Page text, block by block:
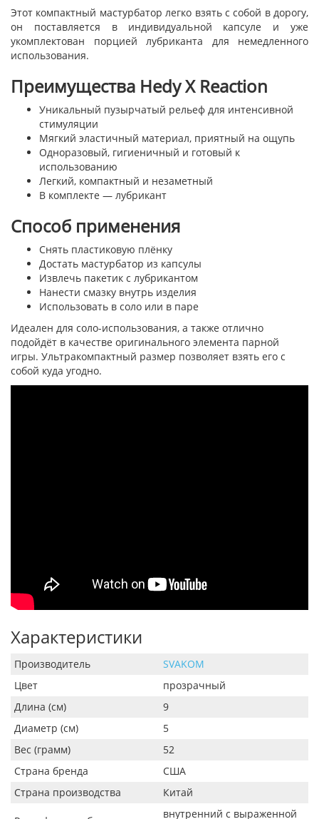
Этот компактный мастурбатор легко взять с собой в дорогу,
он поставляется в индивидуальной капсуле и уже
укомплектован порцией лубриканта для немедленного
использования.
Преимущества Hedy X Reaction
Уникальный пузырчатый рельеф для интенсивной
стимуляции
Мягкий эластичный материал, приятный на ощупь
Одноразовый, гигиеничный и готовый к
использованию
Легкий, компактный и незаметный
В комплекте — лубрикант
Способ применения
Снять пластиковую плёнку
Достать мастурбатор из капсулы
Извлечь пакетик с лубрикантом
Нанести смазку внутрь изделия
Использовать в соло или в паре
Идеален для соло-использования, а также отлично
подойдёт в качестве оригинального элемента парной
игры. Ультракомпактный размер позволяет взять его с
собой куда угодно.
Характеристики
Производитель
SVAKOM
Цвет
прозрачный
Длина (см)
9
Диаметр (см)
5
Вес (грамм)
52
Страна бренда
США
Страна производства
Китай
внутренний с выраженной